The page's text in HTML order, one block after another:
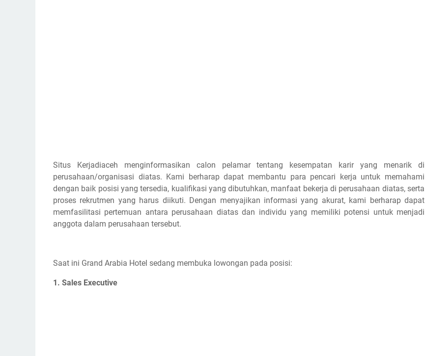
Situs Kerjadiaceh menginformasikan calon pelamar tentang kesempatan karir yang menarik di
perusahaan/organisasi diatas. Kami berharap dapat membantu para pencari kerja untuk memahami
dengan baik posisi yang tersedia, kualifikasi yang dibutuhkan, manfaat bekerja di perusahaan diatas, serta
proses rekrutmen yang harus diikuti. Dengan menyajikan informasi yang akurat, kami berharap dapat
memfasilitasi pertemuan antara perusahaan diatas dan individu yang memiliki potensi untuk menjadi
anggota dalam perusahaan tersebut.
Saat ini Grand Arabia Hotel sedang membuka lowongan pada posisi:
1. Sales Executive